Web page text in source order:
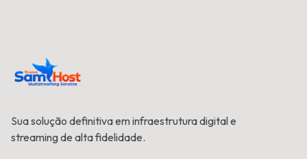
Sua solução definitiva em infraestrutura digital e
streaming de alta fidelidade.